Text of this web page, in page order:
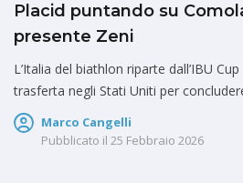
Placid puntando su
presente Zeni
L’Italia del biathlon riparte dall’IBU
trasferta negli Stati Uniti per
Marco Cangelli
Pubblicato il 25 Febbraio 2026